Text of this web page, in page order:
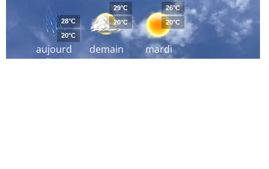
aujourd
´hui
28°C
20°C
demain
29°C
20°C
mardi
26°C
20°C